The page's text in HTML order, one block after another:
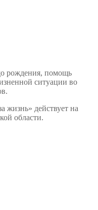
рождения, помощь
ситуации во
жизнь» действует на
области.